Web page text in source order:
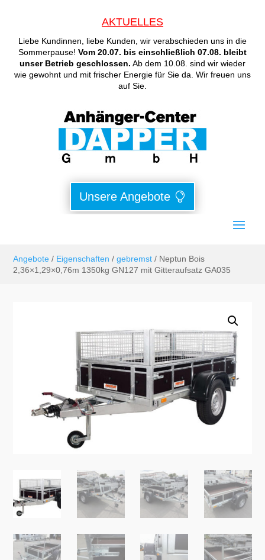
AKTUELLES
Liebe Kundinnen, liebe Kunden, wir verabschieden uns in die
Sommerpause! Vom 20.07. bis einschließlich 07.08. bleibt
unser Betrieb geschlossen. Ab dem 10.08. sind wir wieder
wie gewohnt und mit frischer Energie für Sie da. Wir freuen uns
auf Sie.
Unsere Angebote
Angebote / Eigenschaften /gebremst / Neptun Bois
2,36×1,29×0,76m 1350kg GN127 mit Gitteraufsatz GA035